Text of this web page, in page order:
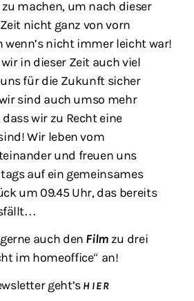
machen, um nach dieser
nicht ganz von vorn
wenn’s nicht immer leicht war!
in dieser Zeit auch viel
für die Zukunft sicher
sind auch umso mehr
wir zu Recht eine
Wir leben vom
und freuen uns
auf ein gemeinsames
um 09.45 Uhr, das bereits
auch den Film zu drei
im homeoffice“ an!
geht’s HIER